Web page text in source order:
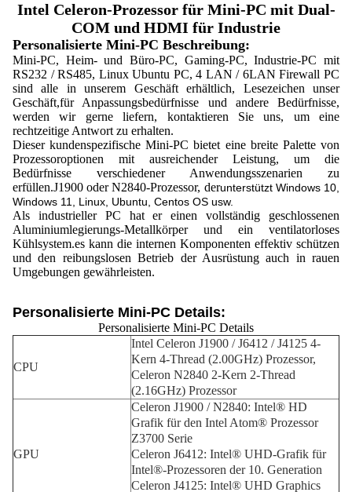
Intel Celeron-Prozessor für Mini-PC mit Dual-
COM und HDMI für Industrie
Personalisierte Mini-PC Beschreibung:
Mini-PC, Heim- und Büro-PC, Gaming-PC, Industrie-PC mit
RS232 / RS485, Linux Ubuntu PC, 4 LAN / 6LAN Firewall PC
sind alle in unserem Geschäft erhältlich, Lesezeichen unser
Geschäft,für Anpassungsbedürfnisse und andere Bedürfnisse,
werden wir gerne liefern, kontaktieren Sie uns, um eine
rechtzeitige Antwort zu erhalten.
Dieser kundenspezifische Mini-PC bietet eine breite Palette von
Prozessoroptionen mit ausreichender Leistung, um die
Bedürfnisse verschiedener Anwendungsszenarien zu
erfüllen.J1900 oder N2840-Prozessor, derunterstützt Windows 10,
Windows 11, Linux, Ubuntu, Centos OS usw.
Als industrieller PC hat er einen vollständig geschlossenen
Aluminiumlegierungs-Metallkörper und ein ventilatorloses
Kühlsystem.es kann die internen Komponenten effektiv schützen
und den reibungslosen Betrieb der Ausrüstung auch in rauen
Umgebungen gewährleisten.
Personalisierte Mini-PC Details:
Personalisierte Mini-PC Details
CPU
Intel Celeron J1900 / J6412 / J4125 4-
Kern 4-Thread (2.00GHz) Prozessor,
Celeron N2840 2-Kern 2-Thread
(2.16GHz) Prozessor
GPU
Celeron J1900 / N2840: Intel® HD
Grafik für den Intel Atom® Prozessor
Z3700 Serie
Celeron J6412: Intel® UHD-Grafik für
Intel®-Prozessoren der 10. Generation
Celeron J4125: Intel® UHD Graphics